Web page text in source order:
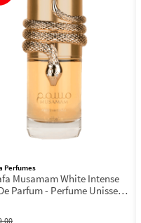
Perfumes
Musamam White Intense
Parfum - Perfume Unissex
,00